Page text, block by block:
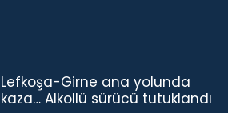
Lefkoşa-Girne ana yolunda
kaza… Alkollü sürücü tutuklandı